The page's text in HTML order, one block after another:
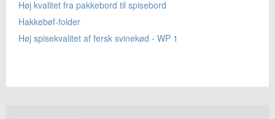
Høj kvalitet fra pakkebord til spisebord
Hakkebøf-folder
Høj spisekvalitet af fersk svinekød - WP 1